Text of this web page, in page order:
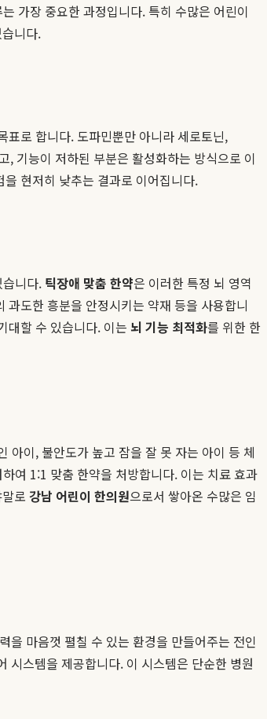
가장 중요한 과정입니다. 특히 수많은 어린이
니다.
로 합니다. 도파민뿐만 아니라 세로토닌,
, 기능이 저하된 부분은 활성화하는 방식으로 이
현저히 낮추는 결과로 이어집니다.
니다. 틱장애 맞춤 한약은 이러한 특정 뇌 영역
도한 흥분을 안정시키는 약재 등을 사용합니
대할 수 있습니다. 이는 뇌 기능 최적화를 위한 한
아이, 불안도가 높고 잠을 잘 못 자는 아이 등 체
여 1:1 맞춤 한약을 처방합니다. 이는 치료 효과
로 강남 어린이 한의원으로서 쌓아온 수많은 임
을 마음껏 펼칠 수 있는 환경을 만들어주는 전인
시스템을 제공합니다. 이 시스템은 단순한 병원